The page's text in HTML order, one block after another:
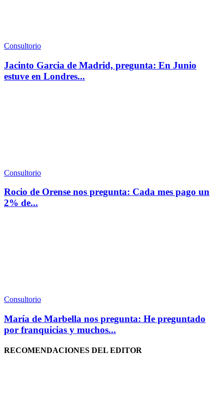
Consultorio
Jacinto Garcia de Madrid, pregunta: En Junio
estuve en Londres...
Consultorio
Rocio de Orense nos pregunta: Cada mes pago un
2% de...
Consultorio
María de Marbella nos pregunta: He preguntado
por franquicias y muchos...
RECOMENDACIONES DEL EDITOR